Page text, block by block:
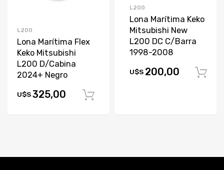
L200
Lona Marítima Flex
Keko Mitsubishi
L200 D/Cabina
2024+ Negro
U$S325,00
L200
Lona Marítima Keko
Mitsubishi New
L200 DC C/Barra
1998-2008
U$S 200,00